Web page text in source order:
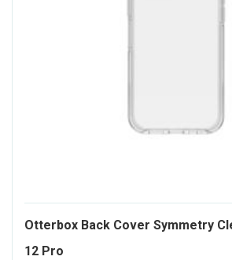
Otterbox Back Cover Symmetry
12 Pro